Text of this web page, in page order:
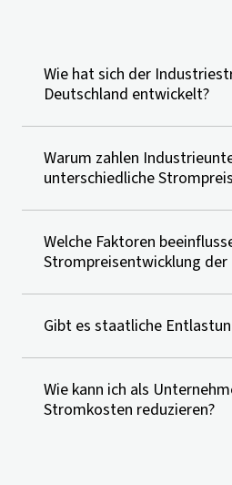
Wie hat sich der
Deutschland entwickelt?
Warum zahlen
unterschiedliche
Welche Faktoren
Strompreisentwicklung der
Gibt es staatliche
Wie kann ich als
Stromkosten reduzieren?